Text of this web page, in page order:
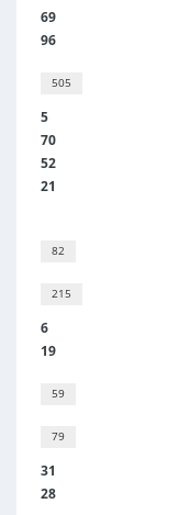
69
96
505
5
70
52
21
82
215
6
19
59
79
31
28